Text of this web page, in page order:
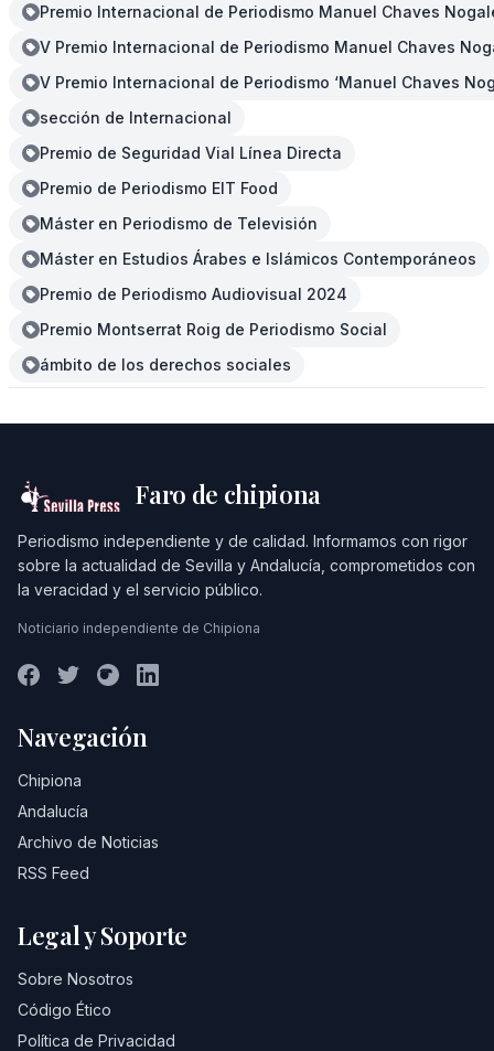
Premio Internacional de Periodismo Manuel Chaves
V Premio Internacional de Periodismo Manuel Chaves
V Premio Internacional de Periodismo ‘Manuel Chaves
sección de Internacional
Premio de Seguridad Vial Línea Directa
Premio de Periodismo EIT Food
Máster en Periodismo de Televisión
Máster en Estudios Árabes e Islámicos Contemporáneos
Premio de Periodismo Audiovisual 2024
Premio Montserrat Roig de Periodismo Social
ámbito de los derechos sociales
Faro de chipiona
Periodismo independiente y de calidad. Informamos con rigor
sobre la actualidad de Sevilla y Andalucía, comprometidos con
la veracidad y el servicio público.
Noticiario independiente de Chipiona
Navegación
Chipiona
Andalucía
Archivo de Noticias
RSS Feed
Legal y Soporte
Sobre Nosotros
Código Ético
Política de Privacidad